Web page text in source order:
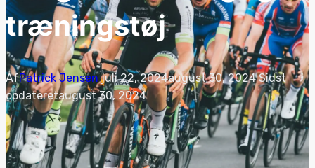
træningstøj
AfPatrick Jensen juli 22, 2024august 30, 2024 Sidst
opdateretaugust 30, 2024